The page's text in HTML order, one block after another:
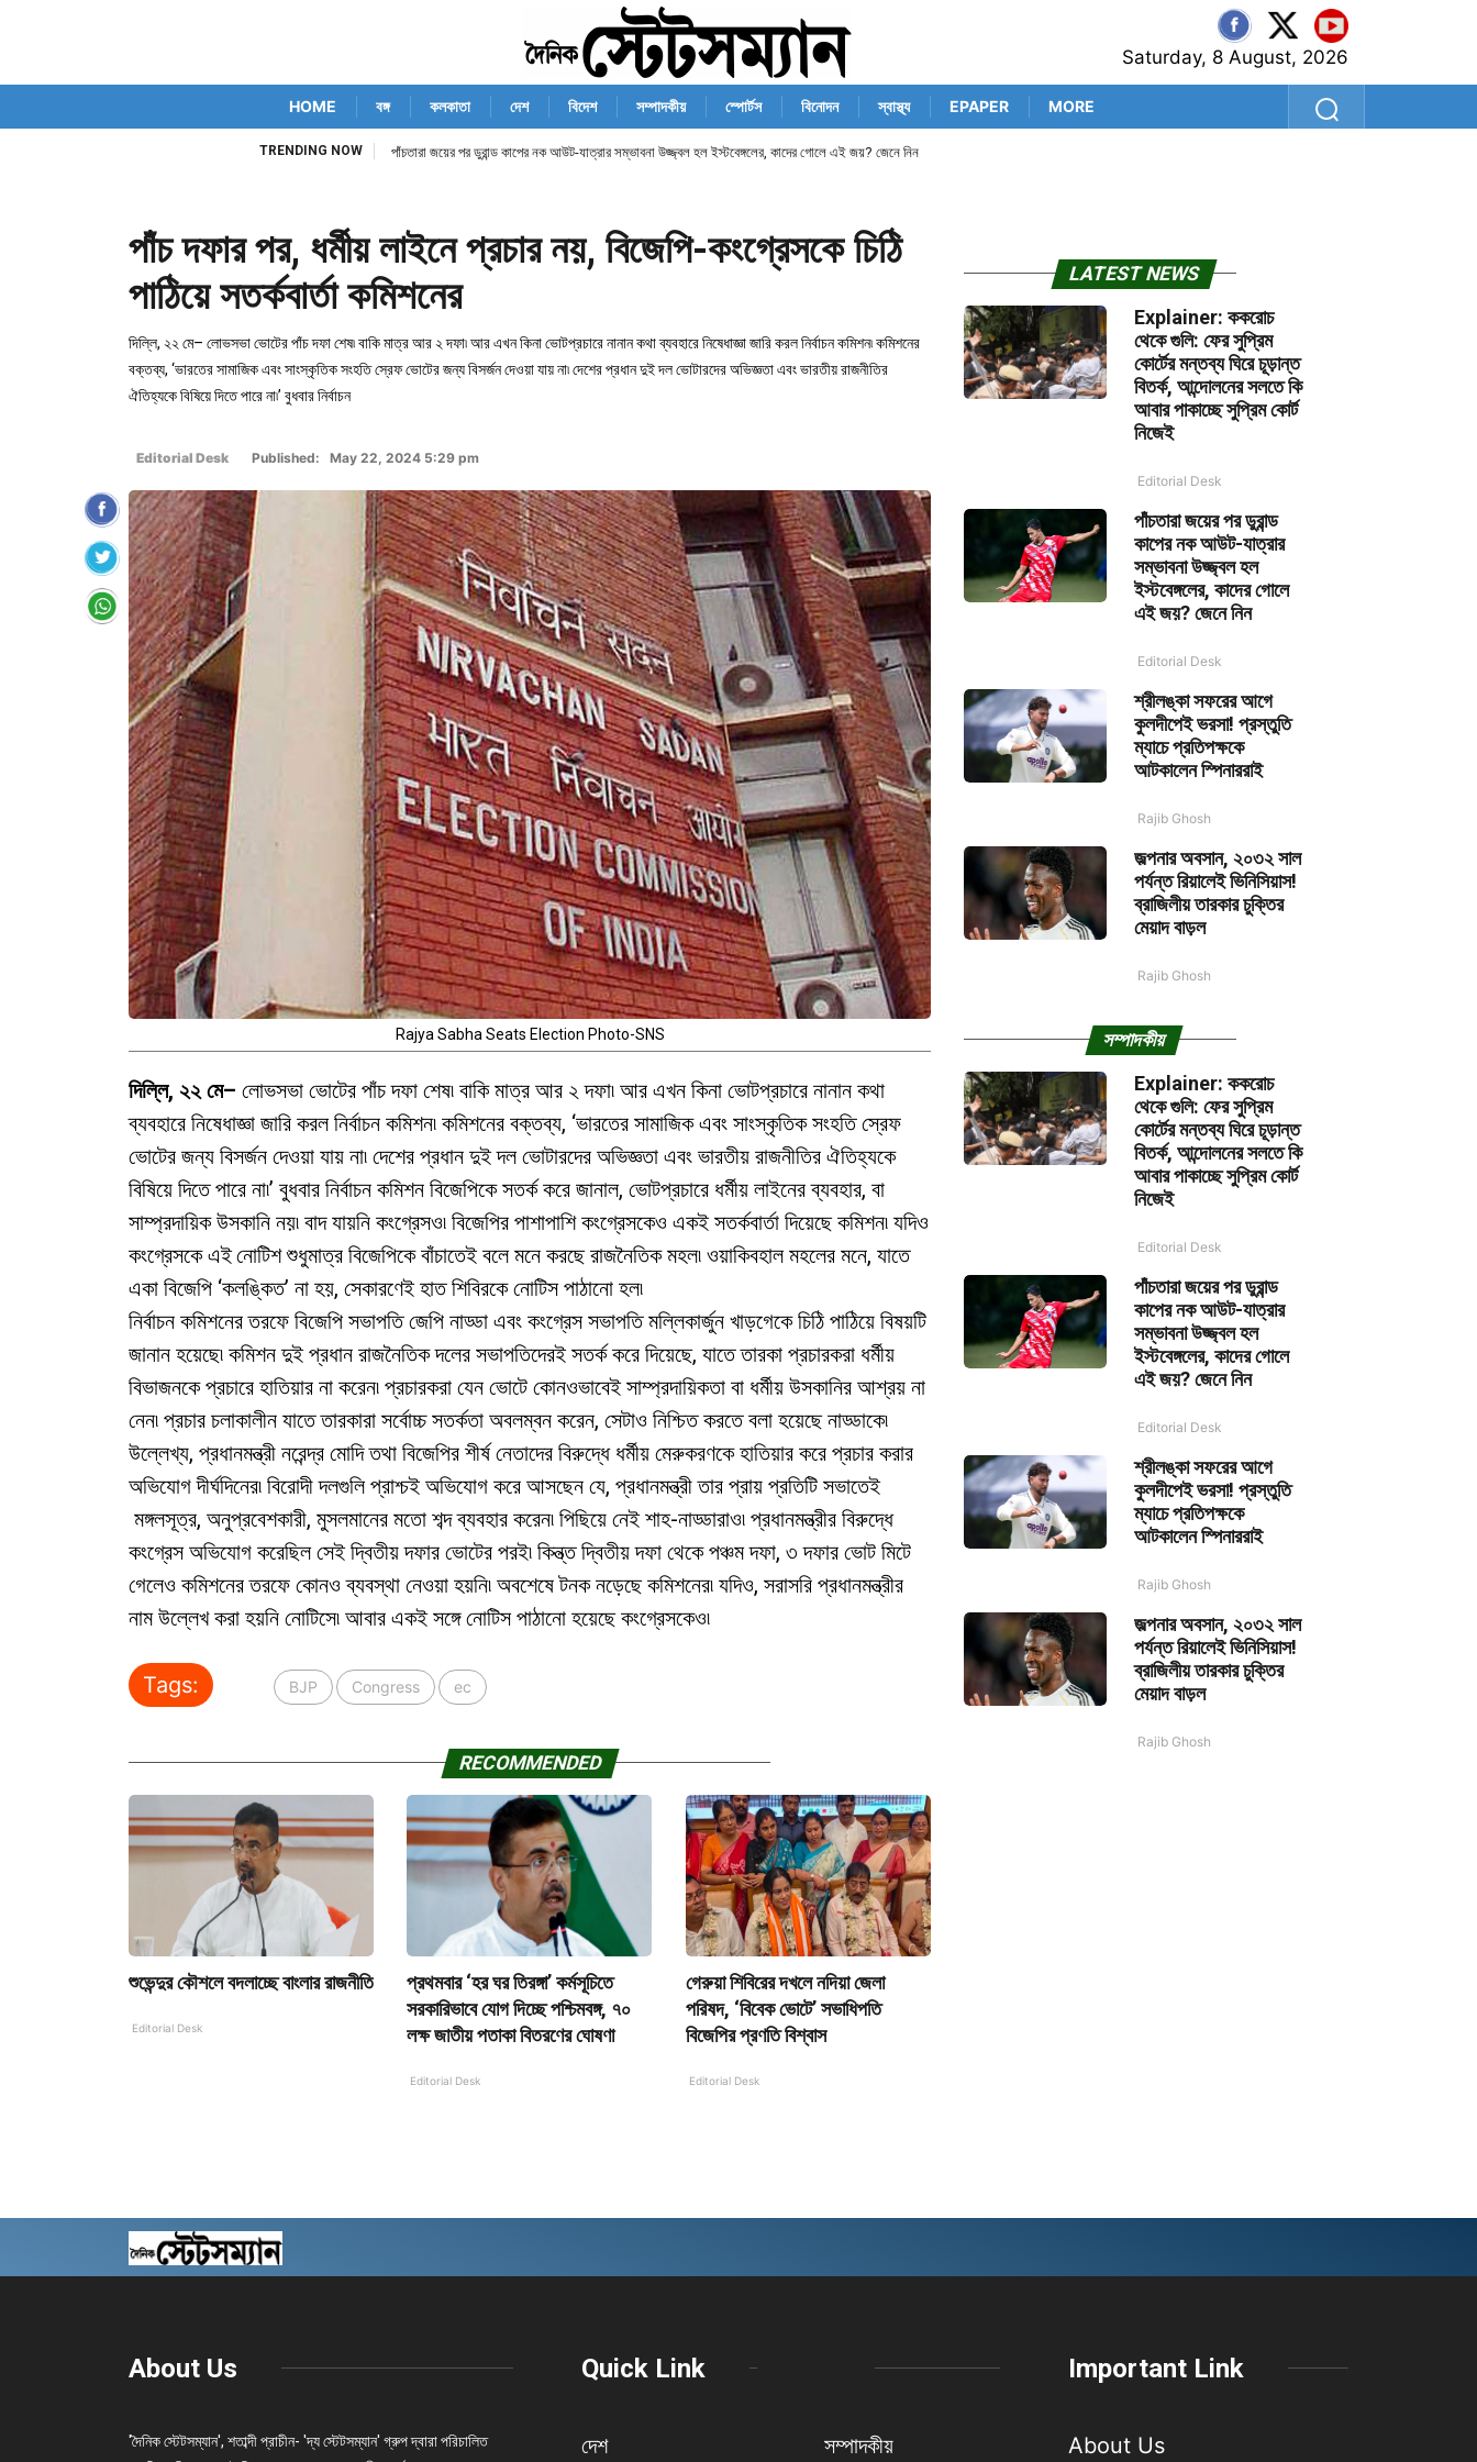
Saturday, 8 August, 2026
HOME বঙ্গ কলকাতা দেশ বিদেশ সম্পাদকীয় স্পোর্টস বিনোদন স্বাস্থ্য EPAPER MORE
TRENDING NOW পাঁচতারা জয়ের পর ডুরান্ড কাপের নক আউট-যাত্রার সম্ভাবনা উজ্জ্বল হল ইস্টবেঙ্গলের, কাদের গোলে এই জয়? জেনে নিন
পাঁচ দফার পর, ধর্মীয় লাইনে প্রচার নয়, বিজেপি-কংগ্রেসকে চিঠি
পাঠিয়ে সতর্কবার্তা কমিশনের
দিল্লি, ২২ মে– লোভসভা ভোটের পাঁচ দফা শেষ৷ বাকি মাত্র আর ২ দফা৷ আর এখন কিনা ভোটপ্রচারে নানান কথা ব্যবহারে নিষেধাজ্ঞা জারি করল নির্বাচন কমিশন৷ কমিশনের
বক্তব্য, ‘ভারতের সামাজিক এবং সাংস্কৃতিক সংহতি স্রেফ ভোটের জন্য বিসর্জন দেওয়া যায় না৷ দেশের প্রধান দুই দল ভোটারদের অভিজ্ঞতা এবং ভারতীয় রাজনীতির
ঐতিহ্যকে বিষিয়ে দিতে পারে না৷’ বুধবার নির্বাচন
Editorial Desk Published: May 22, 2024 5:29 pm
Rajya Sabha Seats Election Photo-SNS
দিল্লি, ২২ মে– লোভসভা ভোটের পাঁচ দফা শেষ৷ বাকি মাত্র আর ২ দফা৷ আর এখন কিনা ভোটপ্রচারে নানান কথা
ব্যবহারে নিষেধাজ্ঞা জারি করল নির্বাচন কমিশন৷ কমিশনের বক্তব্য, ‘ভারতের সামাজিক এবং সাংস্কৃতিক সংহতি স্রেফ
ভোটের জন্য বিসর্জন দেওয়া যায় না৷ দেশের প্রধান দুই দল ভোটারদের অভিজ্ঞতা এবং ভারতীয় রাজনীতির ঐতিহ্যকে
বিষিয়ে দিতে পারে না৷’ বুধবার নির্বাচন কমিশন বিজেপিকে সতর্ক করে জানাল, ভোটপ্রচারে ধর্মীয় লাইনের ব্যবহার, বা
সাম্প্রদায়িক উসকানি নয়৷ বাদ যায়নি কংগ্রেসও৷ বিজেপির পাশাপাশি কংগ্রেসকেও একই সতর্কবার্তা দিয়েছে কমিশন৷ যদিও
কংগ্রেসকে এই নোটিশ শুধুমাত্র বিজেপিকে বাঁচাতেই বলে মনে করছে রাজনৈতিক মহল৷ ওয়াকিবহাল মহলের মনে, যাতে
একা বিজেপি ‘কলঙ্কিত’ না হয়, সেকারণেই হাত শিবিরকে নোটিস পাঠানো হল৷
নির্বাচন কমিশনের তরফে বিজেপি সভাপতি জেপি নাড্ডা এবং কংগ্রেস সভাপতি মল্লিকার্জুন খাড়গেকে চিঠি পাঠিয়ে বিষয়টি
জানান হয়েছে৷ কমিশন দুই প্রধান রাজনৈতিক দলের সভাপতিদেরই সতর্ক করে দিয়েছে, যাতে তারকা প্রচারকরা ধর্মীয়
বিভাজনকে প্রচারে হাতিয়ার না করেন৷ প্রচারকরা যেন ভোটে কোনওভাবেই সাম্প্রদায়িকতা বা ধর্মীয় উসকানির আশ্রয় না
নেন৷ প্রচার চলাকালীন যাতে তারকারা সর্বোচ্চ সতর্কতা অবলম্বন করেন, সেটাও নিশ্চিত করতে বলা হয়েছে নাড্ডাকে৷
উল্লেখ্য, প্রধানমন্ত্রী নরেন্দ্র মোদি তথা বিজেপির শীর্ষ নেতাদের বিরুদ্ধে ধর্মীয় মেরুকরণকে হাতিয়ার করে প্রচার করার
অভিযোগ দীর্ঘদিনের৷ বিরোদী দলগুলি প্রাশ্চই অভিযোগ করে আসছেন যে, প্রধানমন্ত্রী তার প্রায় প্রতিটি সভাতেই
মঙ্গলসূত্র, অনুপ্রবেশকারী, মুসলমানের মতো শব্দ ব্যবহার করেন৷ পিছিয়ে নেই শাহ-নাড্ডারাও৷ প্রধানমন্ত্রীর বিরুদ্ধে
কংগ্রেস অভিযোগ করেছিল সেই দ্বিতীয় দফার ভোটের পরই৷ কিন্ত্ত দ্বিতীয় দফা থেকে পঞ্চম দফা, ৩ দফার ভোট মিটে
গেলেও কমিশনের তরফে কোনও ব্যবস্থা নেওয়া হয়নি৷ অবশেষে টনক নড়েছে কমিশনের৷ যদিও, সরাসরি প্রধানমন্ত্রীর
নাম উল্লেখ করা হয়নি নোটিসে৷ আবার একই সঙ্গে নোটিস পাঠানো হয়েছে কংগ্রেসকেও৷
Tags: BJP Congress ec
RECOMMENDED
শুভেন্দুর কৌশলে বদলাচ্ছে বাংলার রাজনীতি
Editorial Desk
প্রথমবার ‘হর ঘর তিরঙ্গা’ কর্মসূচিতে
সরকারিভাবে যোগ দিচ্ছে পশ্চিমবঙ্গ, ৭০
লক্ষ জাতীয় পতাকা বিতরণের ঘোষণা
Editorial Desk
গেরুয়া শিবিরের দখলে নদিয়া জেলা
পরিষদ, ‘বিবেক ভোটে’ সভাধিপতি
বিজেপির প্রণতি বিশ্বাস
Editorial Desk
LATEST NEWS
Explainer: ককরোচ
থেকে গুলি: ফের সুপ্রিম
কোর্টের মন্তব্য ঘিরে চূড়ান্ত
বিতর্ক, আন্দোলনের সলতে কি
আবার পাকাচ্ছে সুপ্রিম কোর্ট
নিজেই
Editorial Desk
পাঁচতারা জয়ের পর ডুরান্ড
কাপের নক আউট-যাত্রার
সম্ভাবনা উজ্জ্বল হল
ইস্টবেঙ্গলের, কাদের গোলে
এই জয়? জেনে নিন
Editorial Desk
শ্রীলঙ্কা সফরের আগে
কুলদীপেই ভরসা! প্রস্তুতি
ম্যাচে প্রতিপক্ষকে
আটকালেন স্পিনাররাই
Rajib Ghosh
জল্পনার অবসান, ২০৩২ সাল
পর্যন্ত রিয়ালেই ভিনিসিয়াস!
ব্রাজিলীয় তারকার চুক্তির
মেয়াদ বাড়ল
Rajib Ghosh
সম্পাদকীয়
Explainer: ককরোচ
থেকে গুলি: ফের সুপ্রিম
কোর্টের মন্তব্য ঘিরে চূড়ান্ত
বিতর্ক, আন্দোলনের সলতে কি
আবার পাকাচ্ছে সুপ্রিম কোর্ট
নিজেই
Editorial Desk
পাঁচতারা জয়ের পর ডুরান্ড
কাপের নক আউট-যাত্রার
সম্ভাবনা উজ্জ্বল হল
ইস্টবেঙ্গলের, কাদের গোলে
এই জয়? জেনে নিন
Editorial Desk
শ্রীলঙ্কা সফরের আগে
কুলদীপেই ভরসা! প্রস্তুতি
ম্যাচে প্রতিপক্ষকে
আটকালেন স্পিনাররাই
Rajib Ghosh
জল্পনার অবসান, ২০৩২ সাল
পর্যন্ত রিয়ালেই ভিনিসিয়াস!
ব্রাজিলীয় তারকার চুক্তির
মেয়াদ বাড়ল
Rajib Ghosh
About Us
'দৈনিক স্টেটসম্যান', শতাব্দী প্রাচীন- 'দ্য স্টেটসম্যান' গ্রুপ দ্বারা পরিচালিত
Quick Link
দেশ সম্পাদকীয়
Important Link
About Us